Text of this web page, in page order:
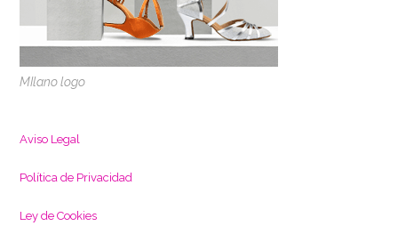
MIlano logo
Aviso Legal
Política de Privacidad
Ley de Cookies